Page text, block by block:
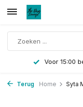
Voor 15:00
Terug Home Syta